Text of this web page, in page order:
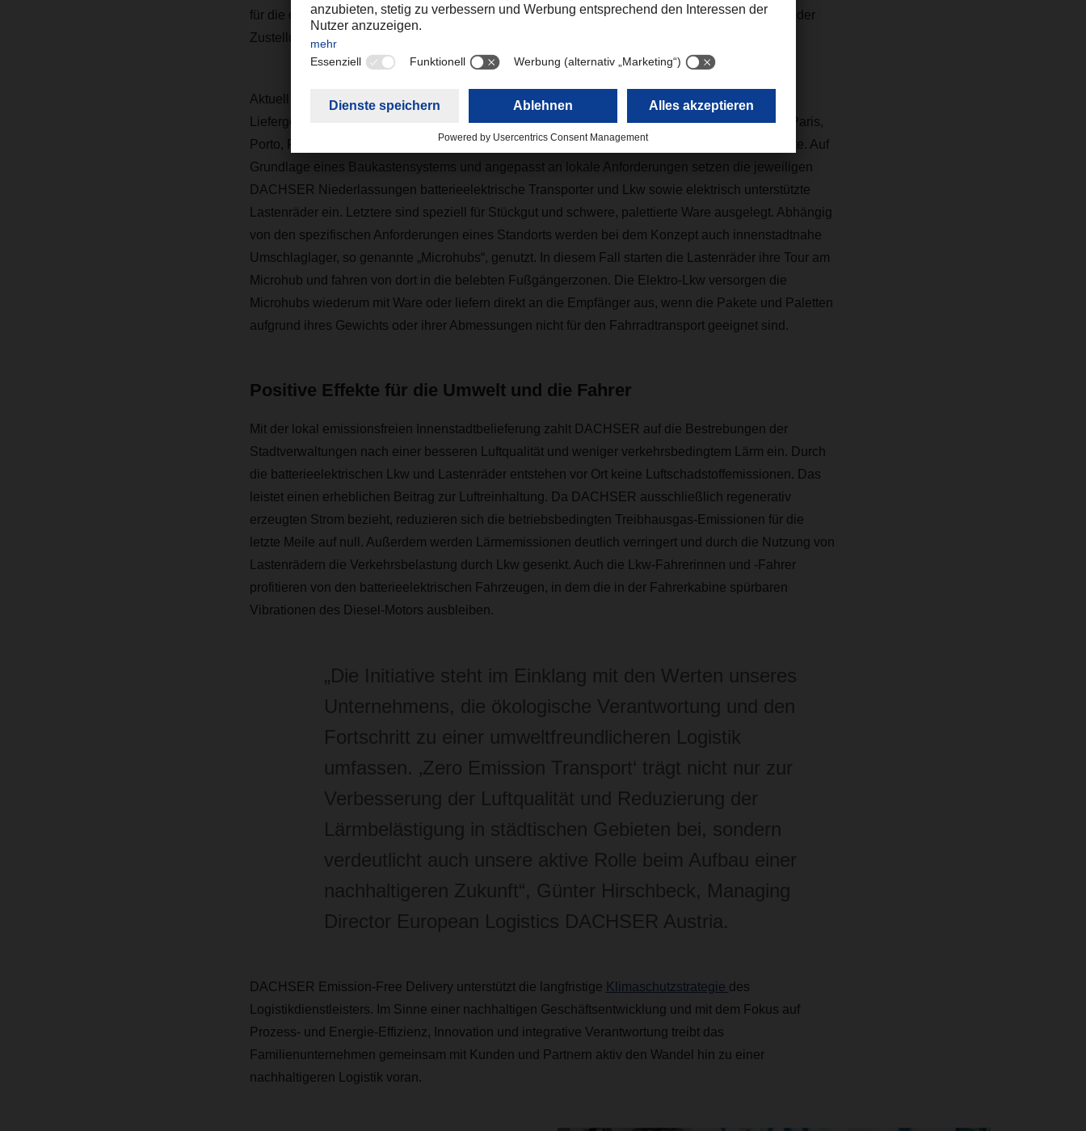
für die drei Fahrzeuge bezieht DACHSER in Himberg zu 100% aus erneuerbaren Energien. Mit der
Zustellung durch E-Lkw startet das Unternehmen voraussichtlich in den nächsten Wochen.
Aktuell gibt es DACHSER Emission-Free Delivery bereits in 13 definierten innerstädtischen
Liefergebieten: In Berlin, Dortmund, Freiburg, Hamburg, Kopenhagen, Madrid, München, Oslo, Paris,
Porto, Prag, Strasbourg und Stuttgart. Dazu kommen bis Ende 2025 11 weitere Innenstadtgebiete. Auf
Grundlage eines Baukastensystems und angepasst an lokale Anforderungen setzen die jeweiligen
DACHSER Niederlassungen batterieelektrische Transporter und Lkw sowie elektrisch unterstützte
Lastenräder ein. Letztere sind speziell für Stückgut und schwere, palettierte Ware ausgelegt. Abhängig
von den spezifischen Anforderungen eines Standorts werden bei dem Konzept auch innenstadtnahe
Umschlaglager, so genannte „Microhubs“, genutzt. In diesem Fall starten die Lastenräder ihre Tour am
Microhub und fahren von dort in die belebten Fußgängerzonen. Die Elektro-Lkw versorgen die
Microhubs wiederum mit Ware oder liefern direkt an die Empfänger aus, wenn die Pakete und Paletten
aufgrund ihres Gewichts oder ihrer Abmessungen nicht für den Fahrradtransport geeignet sind.
Positive Effekte für die Umwelt und die Fahrer
Mit der lokal emissionsfreien Innenstadtbelieferung zahlt DACHSER auf die Bestrebungen der
Stadtverwaltungen nach einer besseren Luftqualität und weniger verkehrsbedingtem Lärm ein. Durch
die batterieelektrischen Lkw und Lastenräder entstehen vor Ort keine Luftschadstoffemissionen. Das
leistet einen erheblichen Beitrag zur Luftreinhaltung. Da DACHSER ausschließlich regenerativ
erzeugten Strom bezieht, reduzieren sich die betriebsbedingten Treibhausgas-Emissionen für die
letzte Meile auf null. Außerdem werden Lärmemissionen deutlich verringert und durch die Nutzung von
Lastenrädern die Verkehrsbelastung durch Lkw gesenkt. Auch die Lkw-Fahrerinnen und -Fahrer
profitieren von den batterieelektrischen Fahrzeugen, in dem die in der Fahrerkabine spürbaren
Vibrationen des Diesel-Motors ausbleiben.
„Die Initiative steht im Einklang mit den Werten unseres
Unternehmens, die ökologische Verantwortung und den
Fortschritt zu einer umweltfreundlicheren Logistik
umfassen. ‚Zero Emission Transport‘ trägt nicht nur zur
Verbesserung der Luftqualität und Reduzierung der
Lärmbelästigung in städtischen Gebieten bei, sondern
verdeutlicht auch unsere aktive Rolle beim Aufbau einer
nachhaltigeren Zukunft“, Günter Hirschbeck, Managing
Director European Logistics DACHSER Austria.
DACHSER Emission-Free Delivery unterstützt die langfristige Klimaschutzstrategie des
Logistikdienstleisters. Im Sinne einer nachhaltigen Geschäftsentwicklung und mit dem Fokus auf
Prozess- und Energie-Effizienz, Innovation und integrative Verantwortung treibt das
Familienunternehmen gemeinsam mit Kunden und Partnern aktiv den Wandel hin zu einer
nachhaltigeren Logistik voran.